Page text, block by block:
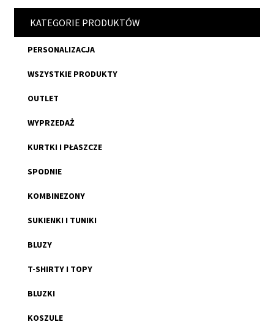
KATEGORIE PRODUKTÓW
PERSONALIZACJA
WSZYSTKIE PRODUKTY
OUTLET
WYPRZEDAŻ
KURTKI I PŁASZCZE
SPODNIE
KOMBINEZONY
SUKIENKI I TUNIKI
BLUZY
T-SHIRTY I TOPY
BLUZKI
KOSZULE